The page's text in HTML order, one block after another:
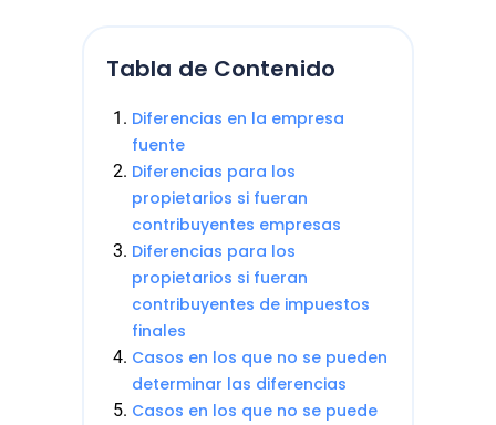
Tabla de Contenido
Diferencias en la empresa
fuente
Diferencias para los
propietarios si fueran
contribuyentes empresas
Diferencias para los
propietarios si fueran
contribuyentes de impuestos
finales
Casos en los que no se pueden
determinar las diferencias
Casos en los que no se puede